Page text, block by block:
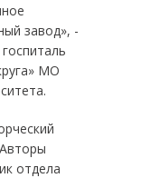
завод», -
МО
отдела